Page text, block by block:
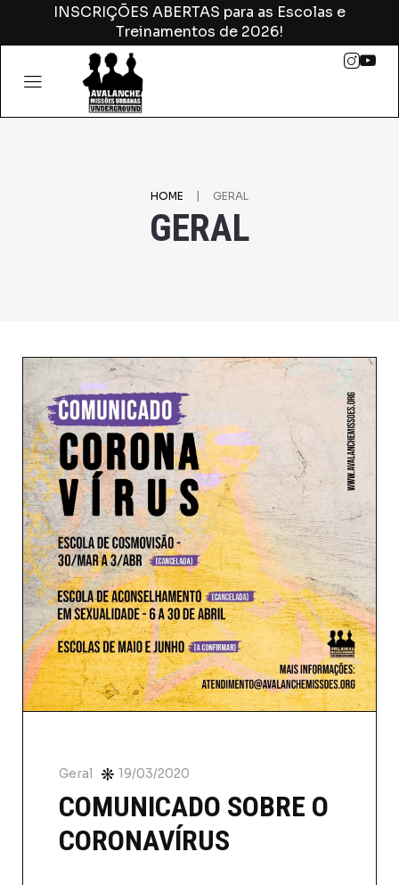
INSCRIÇÕES ABERTAS para as Escolas e
Treinamentos de 2026!
GERAL
HOME | GERAL
Geral 19/03/2020
COMUNICADO SOBRE O
CORONAVÍRUS